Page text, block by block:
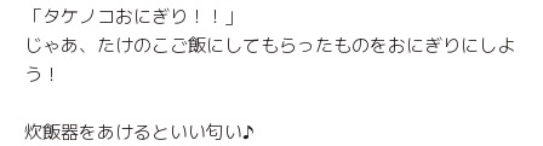
「タケノコおにぎり！！」
じゃあ、たけのこご飯にしてもらったものをおにぎりにしよ
う！
炊飯器をあけるといい匂い♪